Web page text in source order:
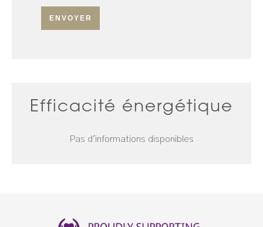
ENVOYER
Efficacité énergétique
Pas d'informations disponibles